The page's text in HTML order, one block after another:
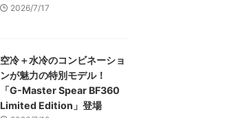
2026/7/17
空冷＋水冷のコンビネーショ
ンが魅力の特別モデル！
「G-Master Spear BF360
Limited Edition」登場